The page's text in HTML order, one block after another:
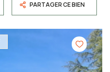
PARTAGER CE BIEN